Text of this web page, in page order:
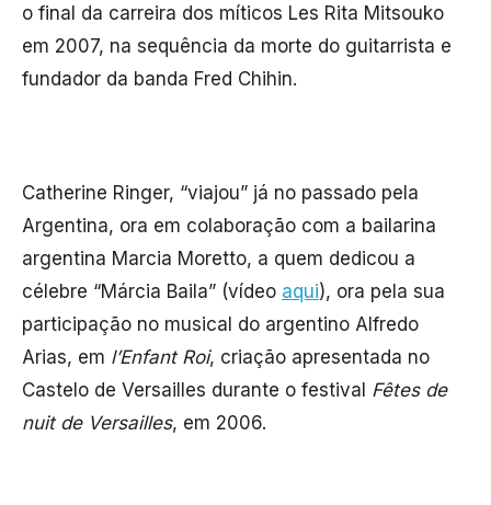
o final da carreira dos míticos Les Rita Mitsouko
em 2007, na sequência da morte do guitarrista e
fundador da banda Fred Chihin.
Catherine Ringer, “viajou” já no passado pela
Argentina, ora em colaboração com a bailarina
argentina Marcia Moretto, a quem dedicou a
célebre “Márcia Baila” (vídeo aqui), ora pela sua
participação no musical do argentino Alfredo
Arias, em l’Enfant Roi, criação apresentada no
Castelo de Versailles durante o festival Fêtes de
nuit de Versailles, em 2006.